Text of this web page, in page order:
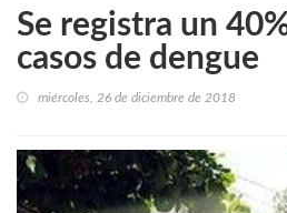
Se registra un
casos de dengue
miércoles, 26 de diciembre de 2018